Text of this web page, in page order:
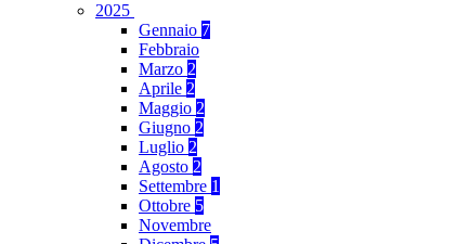
2025
Gennaio 7
Febbraio
Marzo 2
Aprile 2
Maggio 2
Giugno 2
Luglio 2
Agosto 2
Settembre 1
Ottobre 5
Novembre